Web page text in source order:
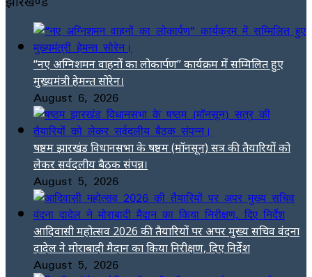
“नए अग्निशमन वाहनों का लोकार्पण” कार्यक्रम में सम्मिलित हुए
मुख्यमंत्री हेमन्त सोरेन।
August 6, 2026
षष्ठम झारखंड विधानसभा के षष्ठम (मॉनसून) सत्र की तैयारियों को
लेकर सर्वदलीय बैठक संपन्न।
August 5, 2026
आदिवासी महोत्सव 2026 की तैयारियों पर अपर मुख्य सचिव वंदना
दादेल ने मोराबादी मैदान का किया निरीक्षण, दिए निर्देश
August 5, 2026